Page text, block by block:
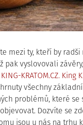
mezi ty, kteří by
pak vyslovovali
KRATOM.CZ. King
všechny
problémů, které se
Dozvíte se
jsou u nás na trhu